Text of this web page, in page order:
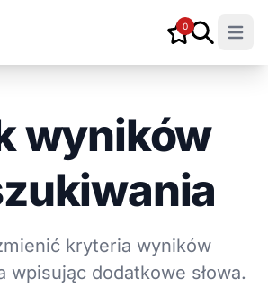
0
Open
wyników
kryteria wyników
wpisując dodatkowe słowa.